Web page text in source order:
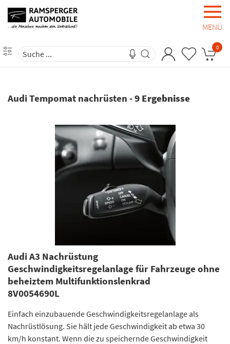
MENÜ
0
Audi Tempomat nachrüsten -9 Ergebnisse
Audi A3 Nachrüstung
Geschwindigkeitsregelanlage für Fahrzeuge ohne
beheiztem Multifunktionslenkrad
8V0054690L
Einfach einzubauende Geschwindigkeitsregelanlage als
Nachrüstlösung. Sie hält jede Geschwindigkeit ab etwa 30
km/h konstant. Wenn die zu speichernde Geschwindigkeit